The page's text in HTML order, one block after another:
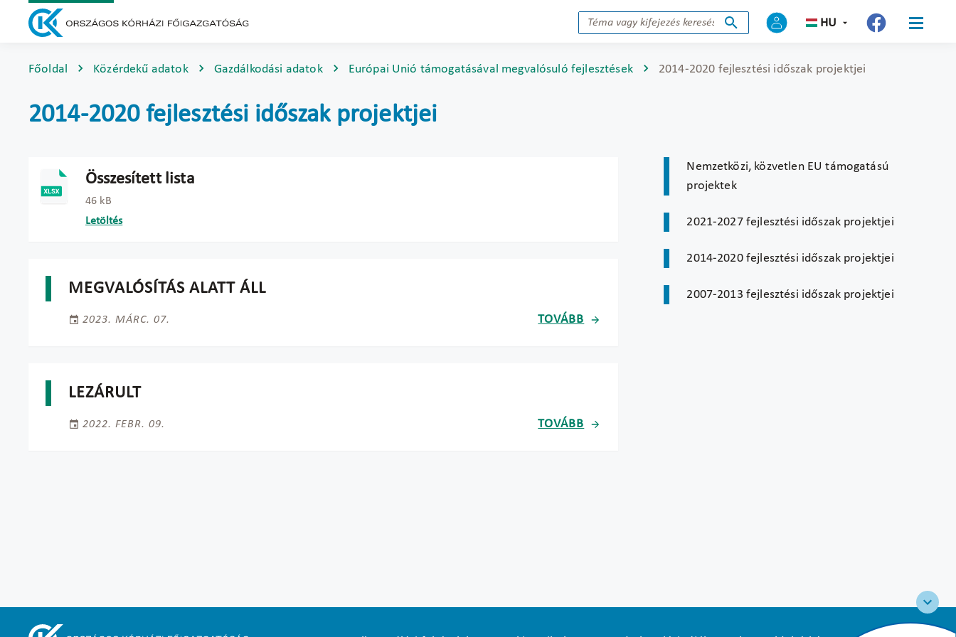
HU
Főoldal Közérdekű adatok Gazdálkodási adatok Európai Unió támogatásával megvalósuló fejlesztések 2014-2020 fejlesztési időszak projektjei
2014-2020 fejlesztési időszak projektjei
Összesített lista
46 kB
Letöltés
MEGVALÓSÍTÁS ALATT ÁLL
2023. MÁRC. 07. TOVÁBB
LEZÁRULT
2022. FEBR. 09. TOVÁBB
Nemzetközi, közvetlen EU támogatású
projektek
2021-2027 fejlesztési időszak projektjei
2014-2020 fejlesztési időszak projektjei
2007-2013 fejlesztési időszak projektjei